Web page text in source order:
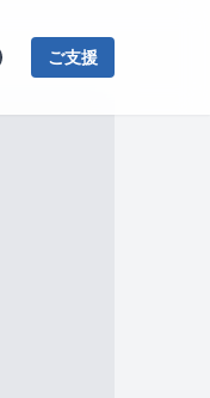
ご支援